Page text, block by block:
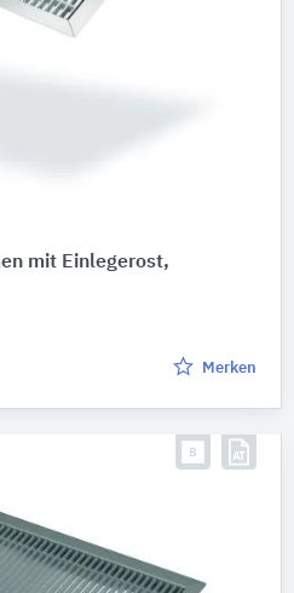
mit Einlegerost,
Merken